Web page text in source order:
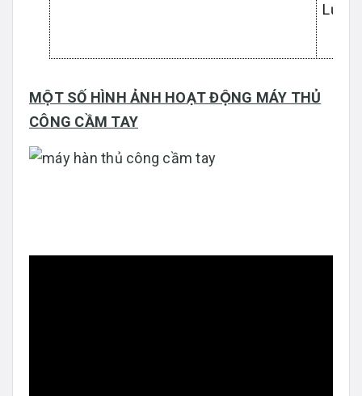
Lưu
MỘT SỐ HÌNH ẢNH HOẠT ĐỘNG MÁY THỦ
CÔNG CẦM TAY